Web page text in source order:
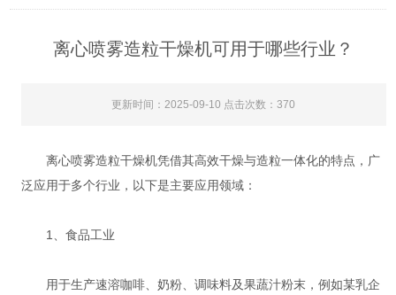
离心喷雾造粒干燥机可用于哪些行业？
更新时间：2025-09-10 点击次数：370
离心喷雾造粒干燥机凭借其高效干燥与造粒一体化的特点，广
泛应用于多个行业，以下是主要应用领域：
‌1、食品工业‌
用于生产速溶咖啡、奶粉、调味料及果蔬汁粉末，例如某乳企